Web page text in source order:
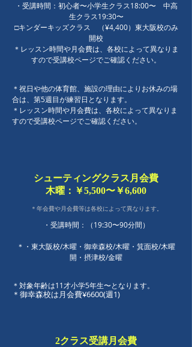
​・受講時間：初心者〜小学生クラス18:00〜 中高
生クラス19:30〜
□キンダーキッズクラス （¥4,400）東大阪校のみ
開校
＊レッスン時間や月会費は、各校によって異なりま
すので受講校ページでご確認ください。
＊祝日や他の体育館、施設の理由によりお休みの場
合は、第5週目が練習日となります。
＊レッスン時間や月会費は、各校によって異なりま
すので受講校ページでご確認ください。
シューティングクラス月会費
木曜：​￥5,500〜￥6,600
＊年会費や月会費等は​各校によって異なります。
・受講時間：（19:30〜90分間）
＊・東大阪校/木曜・御幸森校/木曜・箕面校/木曜
開・摂津校/金曜
＊対象年齢は11才小学5年生〜となります。
​＊御幸森校は月会費¥6600(週1)
2クラス受講月会費